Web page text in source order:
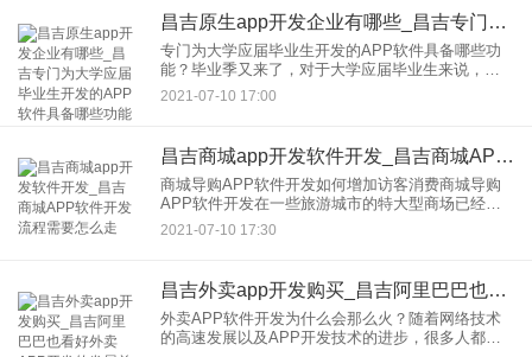
昌吉原生app开发企业有哪些_昌吉专门为大学应届毕业生开发的APP软件具备哪些功能
专门为大学应届毕业生开发的APP软件具备哪些功
能？毕业季又来了，对于大学应届毕业生来说，即
将要去面对找工作的烦恼了。而大学应届毕业生找
工作，也有其中的难处。比如
2021-07-10 17:00
昌吉商城app开发软件开发_昌吉商城APP软件开发流程需要怎么走
商城导购APP软件开发如何增加访客消费商城导购
APP软件开发在一些旅游城市的特大型商场已经成
为新趋势，相信大家去外地旅游都曾经遇到这样的
窘境，比如说，我们作为内
2021-07-10 17:30
昌吉外卖app开发购买_昌吉阿里巴巴也看好外卖APP开发的发展前景
外卖APP软件开发为什么会那么火？随着网络技术
的高速发展以及APP开发技术的进步，很多人都不